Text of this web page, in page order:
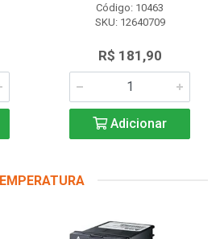
Código: 10463
SKU: 12640709
R$ 181,90
Adicionar